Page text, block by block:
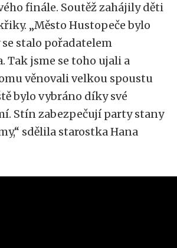
finále. Soutěž zahájily děti
„Město Hustopeče bylo
se stalo pořadatelem
Tak jsme se toho ujali a
věnovali velkou spoustu
bylo vybráno díky své
Stín zabezpečují party stany
sdělila starostka Hana